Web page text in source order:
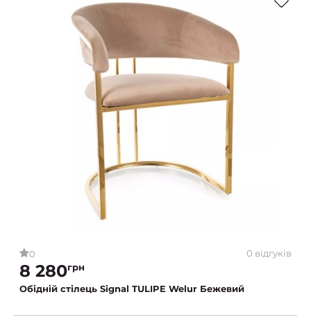
0 0 відгуків
8 280грн
Обідній стілець Signal TULIPE Welur Бежевий